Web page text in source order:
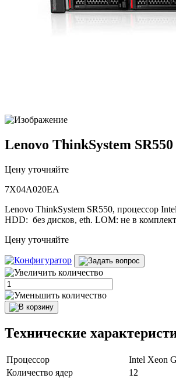
Lenovo ThinkSystem SR550
Цену уточняйте
7X04A020EA
Lenovo ThinkSystem SR550, процессор
HDD: без дисков, eth. LOM: не в
Цену уточняйте
Технические
Процессор
Intel Xeon
Количество ядер
12